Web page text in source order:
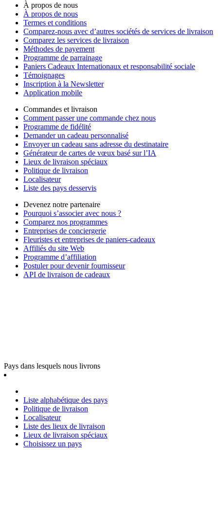
À propos de nous
À propos de nous
Termes et conditions
Comparez-nous avec d’autres sociétés de services de livraison
Comparez les services de livraison
Méthodes de payement
Programme de parrainage
Paniers Cadeaux Internationaux et responsabilité sociale
Témoignages
Inscription à la Newsletter
Application mobile
Commandes et livraison
Comment passer une commande chez nous
Programme de fidélité
Demander un cadeau personnalisé
Envoyer un cadeau sans adresse du destinataire
Générateur de cartes de vœux basé sur l’IA
Lieux de livraison spéciaux
Politique de livraison
Localisateur
Liste des pays desservis
Devenez notre partenaire
Pourquoi s’associer avec nous ?
Comparez nos programmes
Entreprises de conciergerie
Fleuristes et entreprises de paniers-cadeaux
Affiliés du site Web
Programme d’affiliation
Postuler pour devenir fournisseur
API de livraison de cadeaux
Pays dans lesquels nous livrons
Liste alphabétique des pays
Politique de livraison
Localisateur
Liste des lieux de livraison
Lieux de livraison spéciaux
Choisissez un pays